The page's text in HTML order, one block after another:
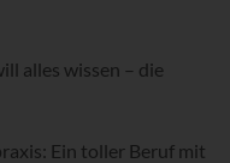
alles wissen – die
Ein toller Beruf mit